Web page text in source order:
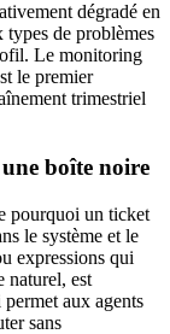
dégradé en
types de problèmes
Le monitoring
le premier
trimestriel
boîte noire
pourquoi un ticket
le système et le
expressions qui
naturel, est
aux agents
sans